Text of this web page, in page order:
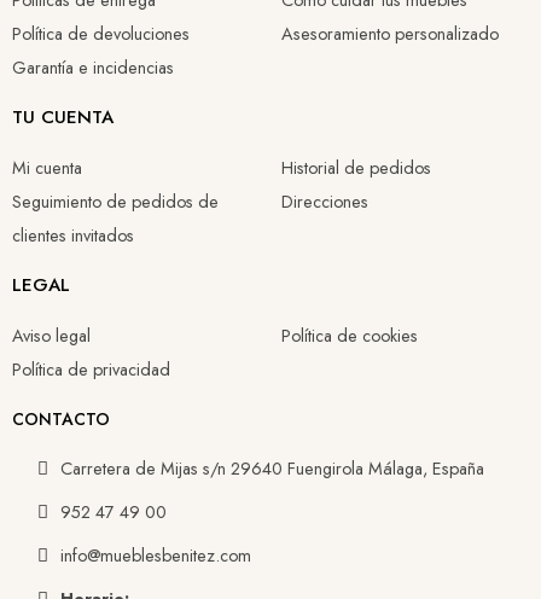
Política de devoluciones
Garantía e incidencias
Asesoramiento personalizado
TU CUENTA
Mi cuenta
Seguimiento de pedidos de
clientes invitados
Historial de pedidos
Direcciones
LEGAL
Aviso legal
Política de privacidad
Política de cookies
CONTACTO
Carretera de Mijas s/n 29640 Fuengirola Málaga, España
952 47 49 00
info@mueblesbenitez.com